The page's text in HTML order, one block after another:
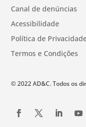
Canal de denúncias
Acessibilidade
Política de
Termos e Condições
© 2022 AD&C. Todos os